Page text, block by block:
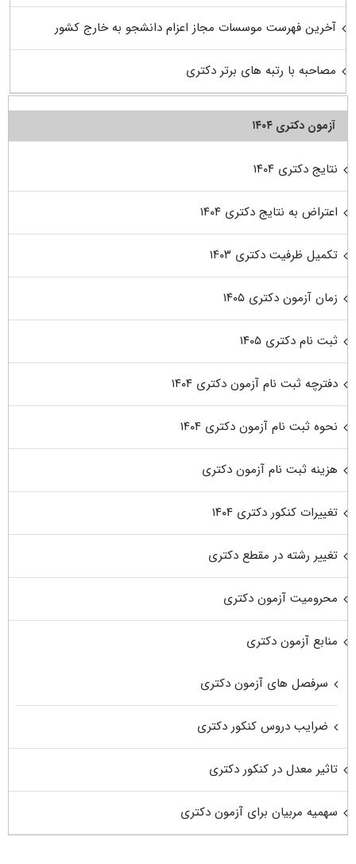
آخرین فهرست موسسات مجاز اعزام دانشجو به خارج کشور
مصاحبه با رتبه های برتر دکتری
آزمون دکتری ۱۴۰۴
نتایج دکتری ۱۴۰۴
اعتراض به نتایج دکتری ۱۴۰۴
تکمیل ظرفیت دکتری ۱۴۰۳
زمان آزمون دکتری ۱۴۰۵
ثبت نام دکتری ۱۴۰۵
دفترچه ثبت نام آزمون دکتری ۱۴۰۴
نحوه ثبت نام آزمون دکتری ۱۴۰۴
هزینه ثبت نام آزمون دکتری
تغییرات کنکور دکتری ۱۴۰۴
تغییر رشته در مقطع دکتری
محرومیت آزمون دکتری
منابع آزمون دکتری
سرفصل های آزمون دکتری
ضرایب دروس کنکور دکتری
تاثیر معدل در کنکور دکتری
سهمیه مربیان برای آزمون دکتری